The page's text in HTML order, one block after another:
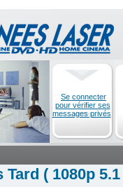
Se connecter
pour vérifier ses
messages privés
Tard ( 1080p 5.1